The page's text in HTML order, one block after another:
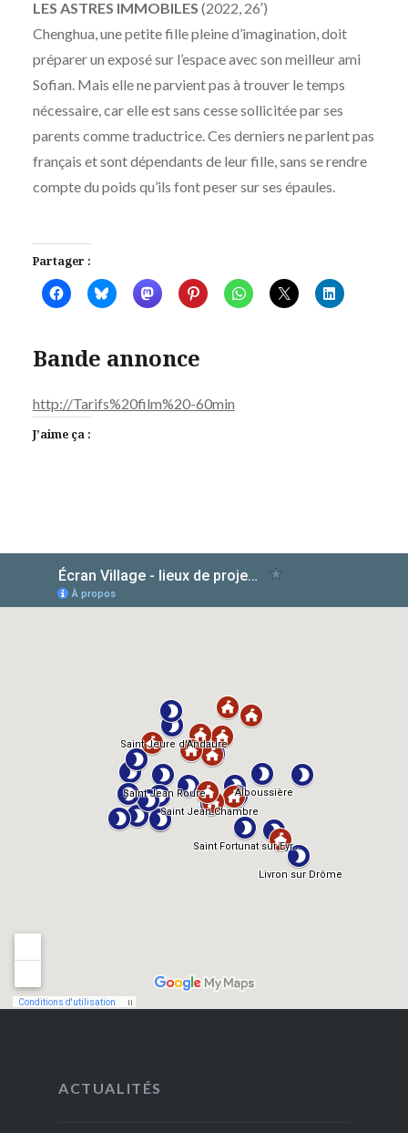
LES ASTRES IMMOBILES (2022, 26′)
Chenghua, une petite fille pleine d’imagination, doit
préparer un exposé sur l’espace avec son meilleur ami
Sofian. Mais elle ne parvient pas à trouver le temps
nécessaire, car elle est sans cesse sollicitée par ses
parents comme traductrice. Ces derniers ne parlent pas
français et sont dépendants de leur fille, sans se rendre
compte du poids qu’ils font peser sur ses épaules.
Partager :
Bande annonce
http://Tarifs%20film%20-60min
J’aime ça :
AlloCiné
ACTUALITÉS